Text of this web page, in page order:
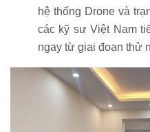
hệ thống Drone và
các kỹ sư Việt Nam
ngay từ giai đoạn thử